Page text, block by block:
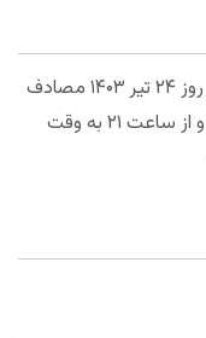
مسابقه فینال جام ملت‌های اروپا ۲۰۲۴، در روز ۲۴ تیر ۱۴۰۳ مصادف
با ۱۴ جولای ۲۰۲۴ در ورزشگاه المپیک برلین و از ساعت ۲۱ به وقت